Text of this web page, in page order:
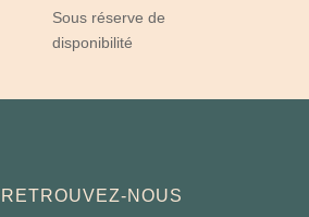
Sous réserve de
disponibilité
RETROUVEZ-NOUS